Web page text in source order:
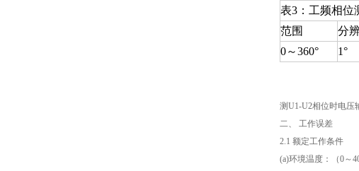
表3：工频相位
范围
分
0～360°
1°
测U1-U2相位时电压
二、 工作误差
2.1 额定工作条件
(a)环境温度：（0～